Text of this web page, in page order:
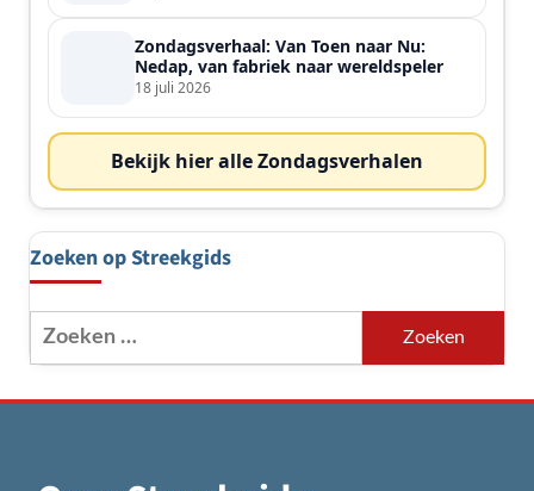
Zondagsverhaal: Van Toen naar Nu:
Nedap, van fabriek naar wereldspeler
18 juli 2026
Bekijk hier alle Zondagsverhalen
Zoeken op Streekgids
Zoeken
naar: